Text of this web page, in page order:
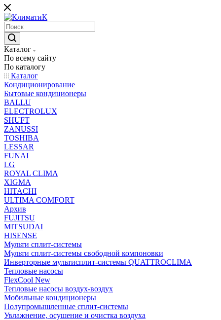
Каталог
По всему сайту
По каталогу
Каталог
Кондиционирование
Бытовые кондиционеры
BALLU
ELECTROLUX
SHUFT
ZANUSSI
TOSHIBA
LESSAR
FUNAI
LG
ROYAL CLIMA
XIGMA
HITACHI
ULTIMA COMFORT
Архив
FUJITSU
MITSUDAI
HISENSE
Мульти сплит-системы
Мульти сплит-системы свободной компоновки
Инверторные мультисплит-системы QUATTROCLIMA
Тепловые насосы
FlexCool New
Тепловые насосы воздух-воздух
Мобильные кондиционеры
Полупромышленные сплит-системы
Увлажнение, осушение и очистка воздуха